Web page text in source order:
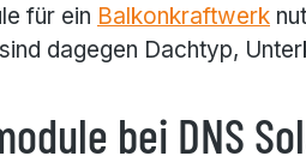
für ein Balkonkraftwerk
dagegen Dachtyp,
bei DNS